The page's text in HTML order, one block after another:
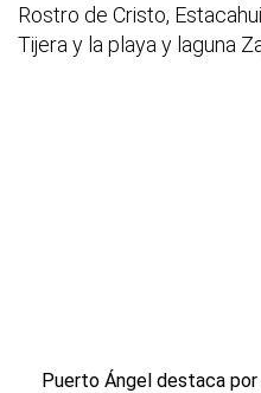
Rostro de Cristo,
Tijera y la playa y laguna
Puerto Ángel destaca por